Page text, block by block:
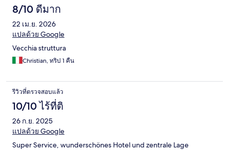
8/10 ดีมาก
22 เม.ย. 2026
แปลด้วย Google
Vecchia struttura
Christian, ทริป 1 คืน
รีวิวที่ตรวจสอบแล้ว
10/10 ไร้ที่ติ
26 ก.ย. 2025
แปลด้วย Google
Super Service, wunderschönes Hotel und zentrale Lage